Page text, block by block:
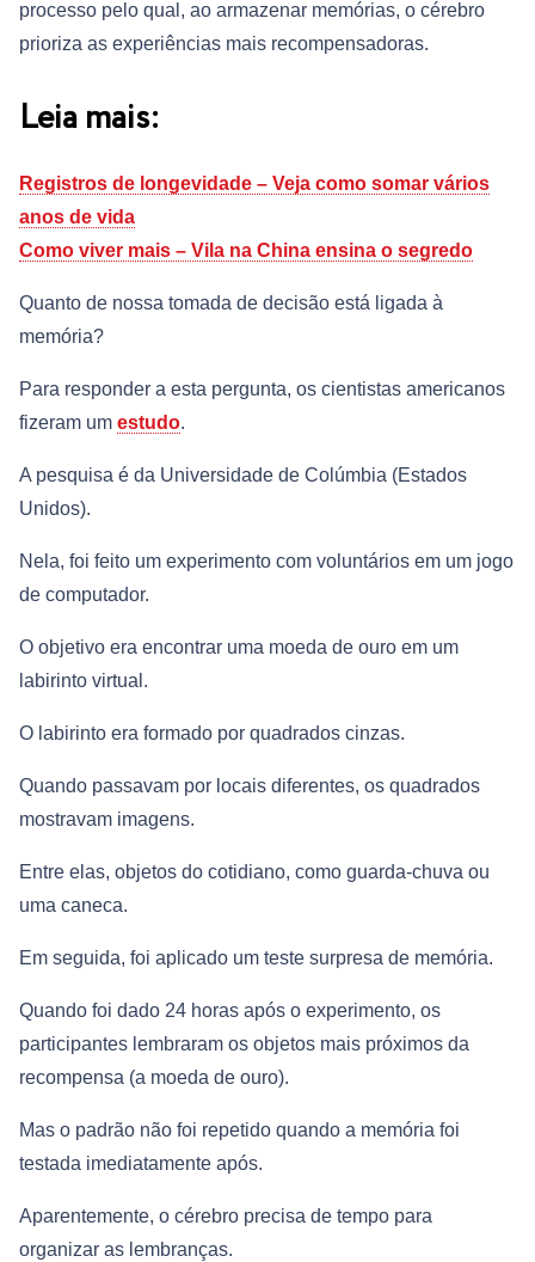
processo pelo qual, ao armazenar memórias, o cérebro
prioriza as experiências mais recompensadoras.
Leia mais:
Registros de longevidade – Veja como somar vários
anos de vida
Como viver mais – Vila na China ensina o segredo
Quanto de nossa tomada de decisão está ligada à
memória?
Para responder a esta pergunta, os cientistas americanos
fizeram um estudo.
A pesquisa é da Universidade de Colúmbia (Estados
Unidos).
Nela, foi feito um experimento com voluntários em um jogo
de computador.
O objetivo era encontrar uma moeda de ouro em um
labirinto virtual.
O labirinto era formado por quadrados cinzas.
Quando passavam por locais diferentes, os quadrados
mostravam imagens.
Entre elas, objetos do cotidiano, como guarda-chuva ou
uma caneca.
Em seguida, foi aplicado um teste surpresa de memória.
Quando foi dado 24 horas após o experimento, os
participantes lembraram os objetos mais próximos da
recompensa (a moeda de ouro).
Mas o padrão não foi repetido quando a memória foi
testada imediatamente após.
Aparentemente, o cérebro precisa de tempo para
organizar as lembranças.